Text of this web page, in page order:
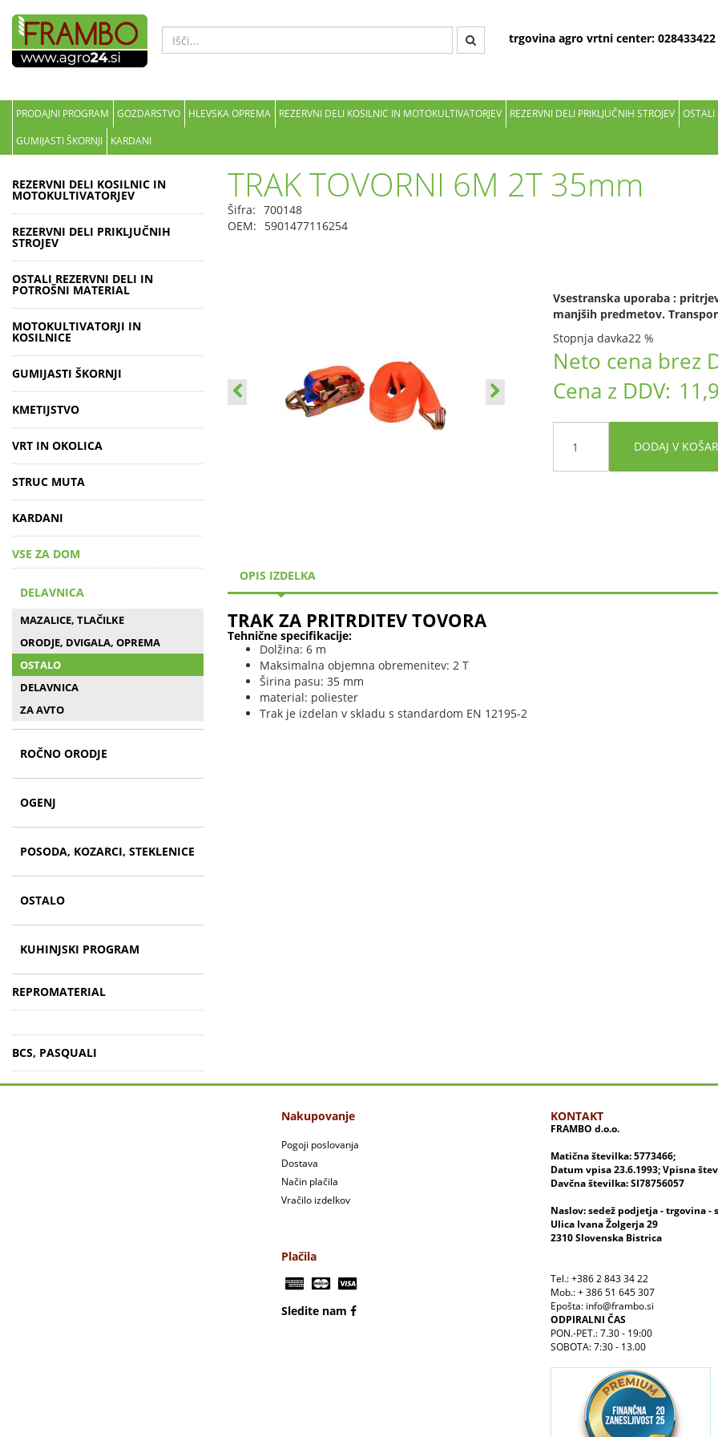
trgovina agro vrtni center: 028433422
PRODAJNI PROGRAM GOZDARSTVO HLEVSKA OPREMA REZERVNI DELI KOSILNIC IN MOTOKULTIVATORJEV REZERVNI DELI PRIKLJUČNIH STROJEV OSTALI
GUMIJASTI ŠKORNJI
KARDANI
REZERVNI DELI KOSILNIC IN
MOTOKULTIVATORJEV
REZERVNI DELI PRIKLJUČNIH
STROJEV
OSTALI REZERVNI DELI IN
POTROŠNI MATERIAL
MOTOKULTIVATORJI IN
KOSILNICE
GUMIJASTI ŠKORNJI
KMETIJSTVO
VRT IN OKOLICA
STRUC MUTA
KARDANI
VSE ZA DOM
DELAVNICA
MAZALICE, TLAČILKE
ORODJE, DVIGALA, OPREMA
OSTALO
DELAVNICA
ZA AVTO
ROČNO ORODJE
OGENJ
POSODA, KOZARCI, STEKLENICE
OSTALO
KUHINJSKI PROGRAM
REPROMATERIAL
BCS, PASQUALI
TRAK TOVORNI 6M 2T 35mm
Šifra: 700148
OEM:
5901477116254
Vsestranska uporaba :
manjših predmetov.
Stopnja davka22 %
Neto cena brez
Cena z DDV:
DODAJ V
OPIS IZDELKA
TRAK ZA PRITRDITEV TOVORA
Tehnične specifikacije:
Dolžina: 6 m
Maksimalna objemna obremenitev: 2 T
Širina pasu: 35 mm
material: poliester
Trak je izdelan v skladu s standardom EN 12195-2
Nakupovanje
Pogoji poslovanja
Dostava
Način plačila
Vračilo izdelkov
Plačila
Sledite nam
KONTAKT
FRAMBO d.o.o.
Matična številka: 5773466;
Datum vpisa 23.6.1993; Vpisna
Davčna številka: SI78756057
Naslov: sedež podjetja - trgovina -
Ulica Ivana Žolgerja 29
2310 Slovenska Bistrica
Tel.: +386 2 843 34 22
Mob.: + 386 51 645 307
Epošta: info@frambo.si
ODPIRALNI ČAS
PON.-PET.: 7.30 - 19:00
SOBOTA: 7:30 - 13.00